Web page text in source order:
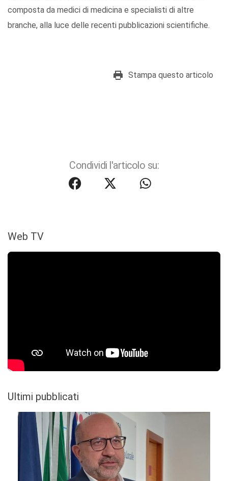
composta da medici di medicina e specialisti di altre
branche, alla luce delle recenti pubblicazioni scientifiche.
Stampa questo articolo
Condividi l'articolo su:
Web TV
Ultimi pubblicati